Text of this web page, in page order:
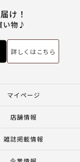
け！
い物♪
詳しくはこちら
マイページ
店舗情報
雑誌掲載情報